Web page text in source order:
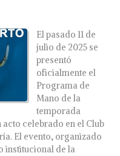
El pasado 11 de
julio de 2025 se
presentó
oficialmente el
Programa de
Mano de la
temporada
acto celebrado en el Club
El evento, organizado
institucional de la